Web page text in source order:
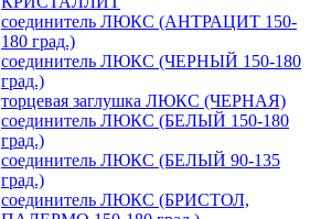
соединитель ЛЮКС (АНТРАЦИТ 150-
180 град.)
соединитель ЛЮКС (ЧЕРНЫЙ 150-180
град.)
торцевая заглушка ЛЮКС (ЧЕРНАЯ)
соединитель ЛЮКС (БЕЛЫЙ 150-180
град.)
соединитель ЛЮКС (БЕЛЫЙ 90-135
град.)
соединитель ЛЮКС (БРИСТОЛ,